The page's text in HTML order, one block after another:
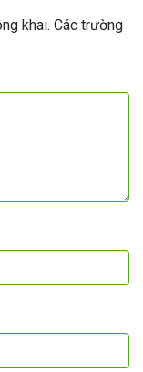
khai. Các trường